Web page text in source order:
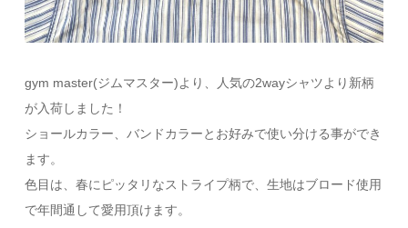
gym master(ジムマスター)より、人気の2wayシャツより新柄
が入荷しました！
ショールカラー、バンドカラーとお好みで使い分ける事ができ
ます。
色目は、春にピッタリなストライプ柄で、生地はブロード使用
で年間通して愛用頂けます。